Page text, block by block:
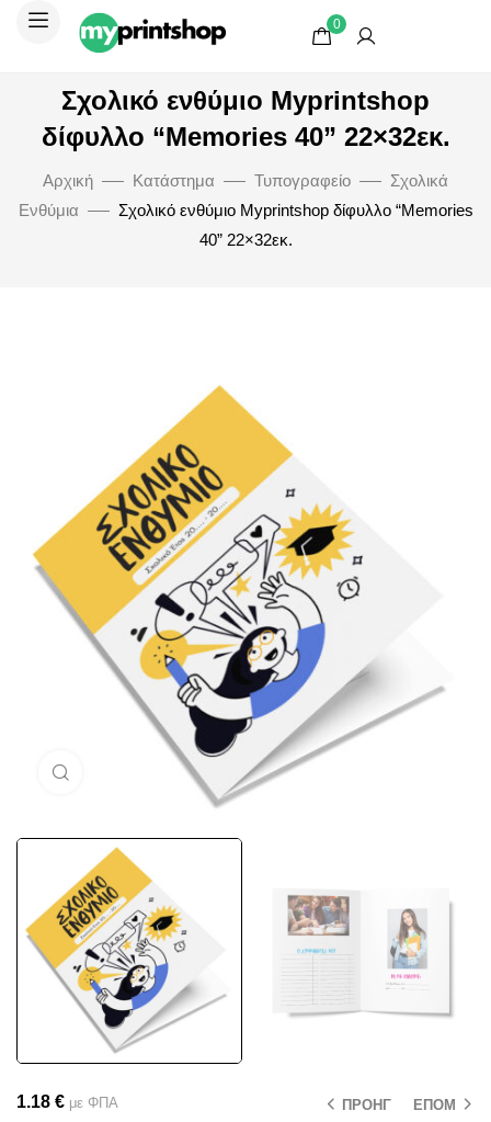
0
Σχολικό ενθύμιο Myprintshop
δίφυλλο “Memories 40” 22×32εκ.
Αρχική Κατάστημα Τυπογραφείο
Σχολικά
Ενθύμια
Σχολικό ενθύμιο Myprintshop δίφυλλο “Memories
40” 22×32εκ.
ΠΡΟΗΓ ΕΠΟΜ
1.18 € με ΦΠΑ